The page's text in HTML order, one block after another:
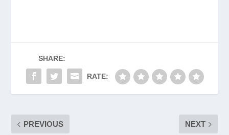
SHARE:
RATE:
PREVIOUS NEXT